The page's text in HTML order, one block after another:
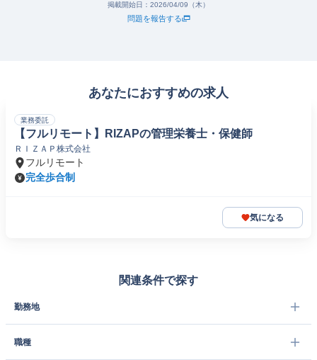
掲載開始日： 2026/04/09（木）
問題を報告する
あなたにおすすめの求人
業務委託
【フルリモート】RIZAPの管理栄養士・保健師
ＲＩＺＡＰ株式会社
フルリモート
完全歩合制
気になる
関連条件で探す
勤務地
職種